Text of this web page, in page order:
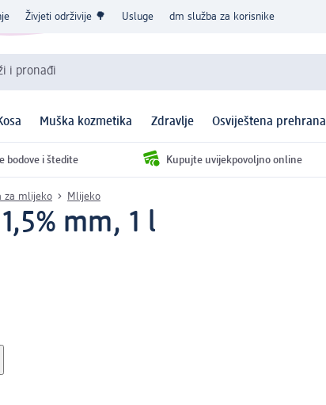
Živjeti održivije 🌳 Usluge dm služba za korisnike
i pronađi
Muška kozmetika Zdravlje Osviještena prehrana
bodove i štedite Kupujte uvijekpovoljno online
za mlijeko Mlijeko
mm, 1 l